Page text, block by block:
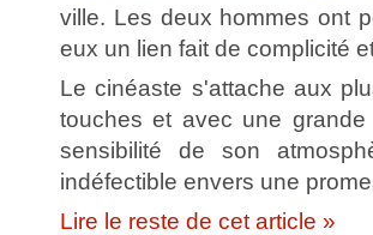
ville. Les deux hommes ont
eux un lien fait de complicité
Le cinéaste s'attache aux
touches et avec une
sensibilité de son
indéfectible envers une
Lire le reste de cet article »